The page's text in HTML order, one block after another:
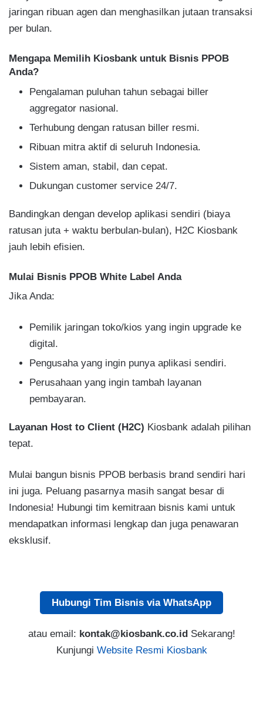
jaringan ribuan agen dan menghasilkan jutaan transaksi
per bulan.
Mengapa Memilih Kiosbank untuk Bisnis PPOB
Anda?
Pengalaman puluhan tahun sebagai biller
aggregator nasional.
Terhubung dengan ratusan biller resmi.
Ribuan mitra aktif di seluruh Indonesia.
Sistem aman, stabil, dan cepat.
Dukungan customer service 24/7.
Bandingkan dengan develop aplikasi sendiri (biaya
ratusan juta + waktu berbulan-bulan), H2C Kiosbank
jauh lebih efisien.
Mulai Bisnis PPOB White Label Anda
Jika Anda:
Pemilik jaringan toko/kios yang ingin upgrade ke
digital.
Pengusaha yang ingin punya aplikasi sendiri.
Perusahaan yang ingin tambah layanan
pembayaran.
Layanan Host to Client (H2C) Kiosbank adalah pilihan
tepat.
Mulai bangun bisnis PPOB berbasis brand sendiri hari
ini juga. Peluang pasarnya masih sangat besar di
Indonesia! Hubungi tim kemitraan bisnis kami untuk
mendapatkan informasi lengkap dan juga penawaran
eksklusif.
Hubungi Tim Bisnis via WhatsApp
atau email: kontak@kiosbank.co.id Sekarang!
Kunjungi Website Resmi Kiosbank